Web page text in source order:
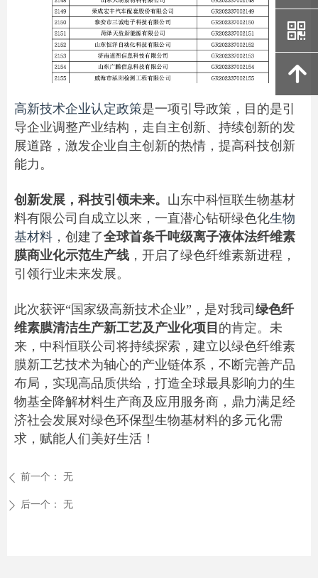
高新技术企业认定政策是一项引导政策，目的是引
导企业调整产业结构，走自主创新、持续创新的发
展道路，激发企业自主创新的热情，提高科技创新
能力。
创新发展，科技引领未来。 山东中科恒联生物基材
料有限公司自成立以来，一直潜心钻研绿色化生物
基材料 ，创建了全球首条千吨级离子液体法纤维素
膜商业化示范生产线 ，开启了绿色纤维素新进程，
引领行业未来发展。
此次获评“国家级高新技术企业”，是对我司 绿色纤
维素膜清洁生产新工艺及产业化项目 的肯定。未
来，中科恒联公司将持续探索，建立以绿色纤维素
膜新工艺技术为轴心的产业链体系，不断完善产品
布局，实现高品质供给，打造全球最具影响力的生
物基全降解材料生产商及应用服务商，鼎力满足经
济社会发展对绿色环保型生物基材料的多元化需
求，赋能人们美好生活！
ꄴ 前一个： 无
ꄲ 后一个： 无
낃
녕